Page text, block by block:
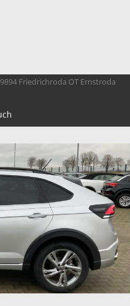
Friedrichroda OT Ernstroda